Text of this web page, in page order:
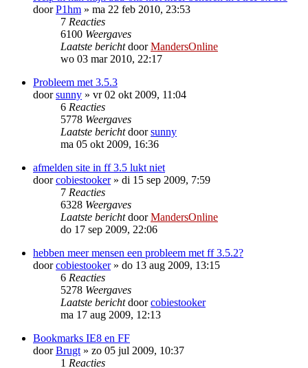
doorP1hm » ma 22 feb 2010, 23:53
7 Reacties
6100 Weergaves
Laatste berichtdoorMandersOnline
wo 03 mar 2010, 22:17
Probleem met 3.5.3
doorsunny » vr 02 okt 2009, 11:04
6 Reacties
5778 Weergaves
Laatste berichtdoorsunny
ma 05 okt 2009, 16:36
afmelden site in ff 3.5 lukt niet
doorcobiestooker» di 15 sep 2009, 7:59
7 Reacties
6328 Weergaves
Laatste berichtdoorMandersOnline
do 17 sep 2009, 22:06
hebben meer mensen een probleem met ff 3.5.2?
doorcobiestooker» do 13 aug 2009, 13:15
6 Reacties
5278 Weergaves
Laatste berichtdoorcobiestooker
ma 17 aug 2009, 12:13
Bookmarks IE8 en FF
doorBrugt » zo 05 jul 2009, 10:37
1 Reacties